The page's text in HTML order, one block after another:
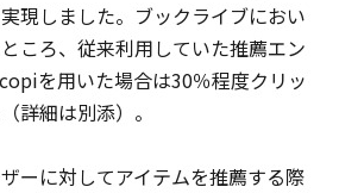
現しました。ブックライブにおい
ころ、従来利用していた推薦エン
を用いた場合は30％程度クリッ
詳細は別添）。
ーに対してアイテムを推薦する際